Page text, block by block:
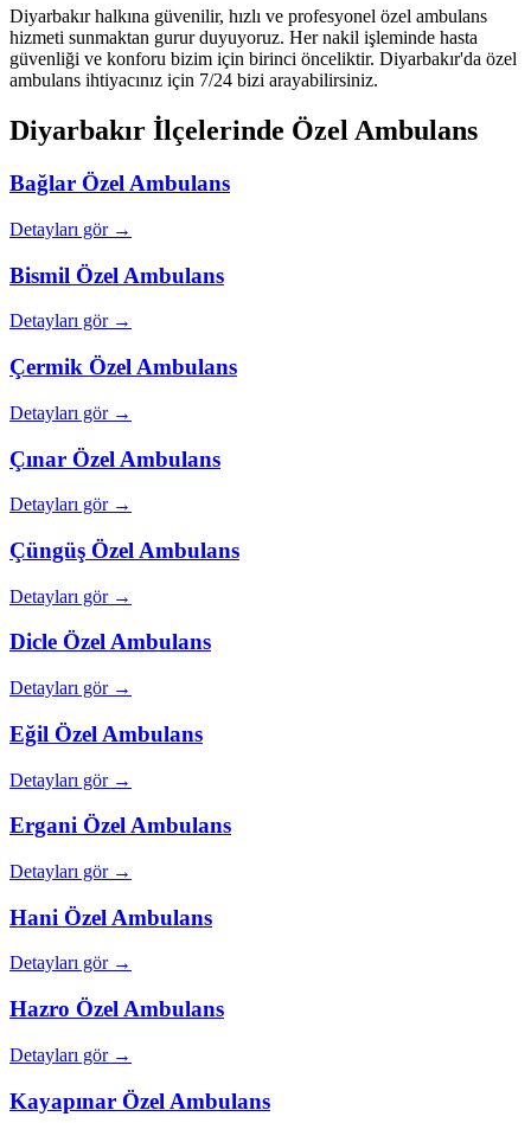
Diyarbakır halkına güvenilir, hızlı ve profesyonel özel ambulans
hizmeti sunmaktan gurur duyuyoruz. Her nakil işleminde hasta
güvenliği ve konforu bizim için birinci önceliktir. Diyarbakır'da özel
ambulans ihtiyacınız için 7/24 bizi arayabilirsiniz.
Diyarbakır İlçelerinde Özel Ambulans
Bağlar Özel Ambulans
Detayları gör →
Bismil Özel Ambulans
Detayları gör →
Çermik Özel Ambulans
Detayları gör →
Çınar Özel Ambulans
Detayları gör →
Çüngüş Özel Ambulans
Detayları gör →
Dicle Özel Ambulans
Detayları gör →
Eğil Özel Ambulans
Detayları gör →
Ergani Özel Ambulans
Detayları gör →
Hani Özel Ambulans
Detayları gör →
Hazro Özel Ambulans
Detayları gör →
Kayapınar Özel Ambulans